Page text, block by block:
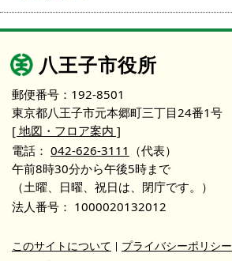
八王子市役所
郵便番号：192-8501
東京都八王子市元本郷町三丁目24番1号
[ 地図・フロア案内 ]
電話： 042-626-3111 （代表）
午前8時30分から午後5時まで
（土曜、日曜、祝日は、閉庁です。）
法人番号： 1000020132012
このサイトについて プライバシーポリシー